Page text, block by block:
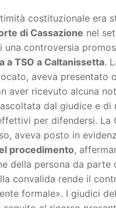
costituzionale era
di Cassazione nel
una controversia
a TSO a Caltanissetta.
aveva presentato
aver ricevuto alcuna
dal giudice e di
per difendersi. La
aveva posto in
procedimento,
della persona da parte
convalida rende il
formale». I giudici